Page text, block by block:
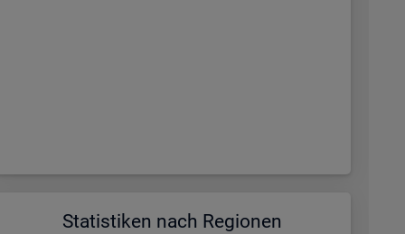
Sta­tis­ti­ken nach Re­gio­nen